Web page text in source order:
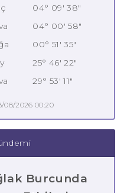
04° 09' 38"
04° 00' 58"
00° 51' 35"
25° 46' 22"
29° 53' 11"
08/2026 00:20
Burcunda